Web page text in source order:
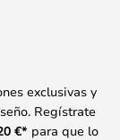
exclusivas y
Regístrate
€* para que lo